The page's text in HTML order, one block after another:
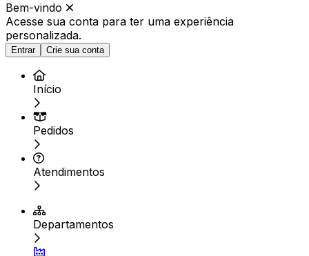
Bem-vindo
Acesse sua conta para ter uma experiência
personalizada.
Entrar Crie sua conta
Início
Pedidos
Atendimentos
Departamentos